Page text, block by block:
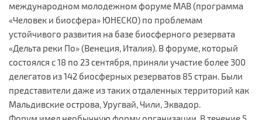
международном молодежном форуме MAB (программа
«Человек и биосфера» ЮНЕСКО) по проблемам
устойчивого развития на базе биосферного резервата
«Дельта реки По» (Венеция, Италия). В форуме, который
состоялся с 18 по 23 сентября, приняли участие более 300
делегатов из 142 биосферных резерватов 85 стран. Были
представители даже из таких отдаленных территорий как
Мальдивские острова, Уругвай, Чили, Эквадор.